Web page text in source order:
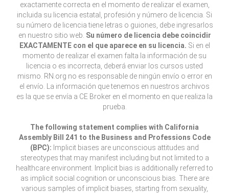
exactamente correcta en el momento de realizar el examen,
incluida su licencia estatal, profesión y número de licencia. Si
su número de licencia tiene letras o guiones, debe ingresarlos
en nuestro sitio web. Su número de licencia debe coincidir
EXACTAMENTE con el que aparece en su licencia. Si en el
momento de realizar el examen falta la información de su
licencia o es incorrecta, deberá enviar los cursos usted
mismo. RN.org no es responsable de ningún envío o error en
el envío. La información que tenemos en nuestros archivos
es la que se envía a CE Broker en el momento en que realiza la
prueba.
The following statement complies with California
Assembly Bill 241 to the Business and Professions Code
(BPC): Implicit biases are unconscious attitudes and
stereotypes that may manifest including but not limited to a
healthcare environment. Implicit bias is additionally referred to
as implicit social cognition or unconscious bias. There are
various samples of implicit biases, starting from sexuality,